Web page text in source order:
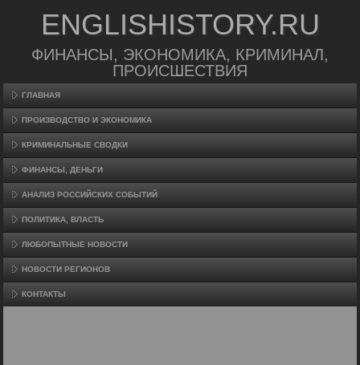
ENGLISHISTORY.RU
ФИНАНСЫ, ЭКОНОМИКА, КРИМИНАЛ,
ПРОИСШЕСТВИЯ
ГЛАВНАЯ
ПРОИЗВΟДСТВО И ЭКОНОМИКА
КРИМИНАЛЬНЫЕ СВОДКИ
ФИНАНСЫ, ДЕНЬГИ
АНАЛИЗ РОССИЙСКИХ СОБЫТИЙ
ПОЛИТИКА, ВЛАСТЬ
ЛЮБОПЫТНЫЕ НОВОСТИ
НОВОСТИ РЕГИОНОВ
КОНТАКТЫ